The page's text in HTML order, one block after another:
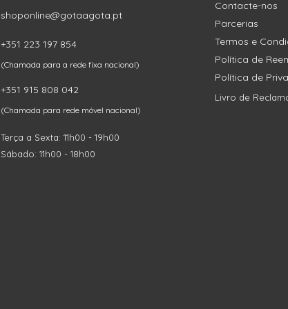
shoponline@gotaagota.pt
+351 223 197 854
(Chamada para a rede fixa nacional)
+351 915 808 042
(Chamada para rede móvel nacional)
Terça a Sexta: 11h00 - 19h00
Sábado: 11h00 - 18h00
Contacte-nos
Parcerias
Termos e
Política de
Política de
Livro de